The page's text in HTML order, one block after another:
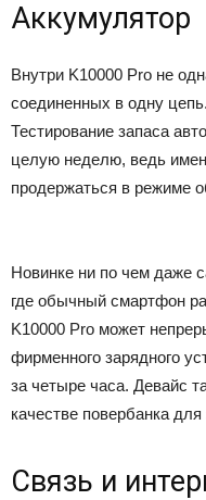
Аккумулятор
Внутри K10000 Pro не
соединенных в одну
Тестирование запаса
целую неделю, ведь
продержаться в режиме
Новинке ни по чем даже
где обычный смартфон
K10000 Pro может
фирменного зарядного
за четыре часа. Девайс
качестве повербанка
Связь и